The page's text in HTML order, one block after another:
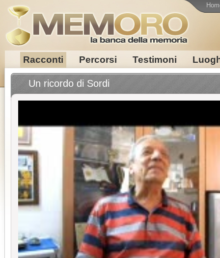
Racconti Percorsi Testimoni
Un ricordo di Sordi